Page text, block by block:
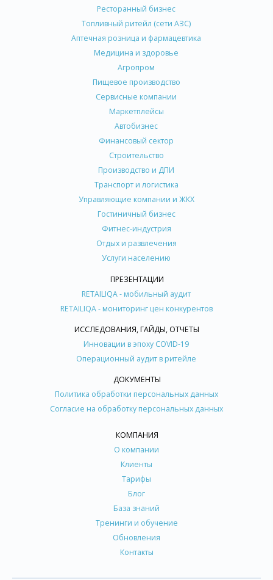
Ресторанный бизнес
Топливный ритейл (сети АЗС)
Аптечная розница и фармацевтика
Медицина и здоровье
Агропром
Пищевое производство
Сервисные компании
Маркетплейсы
Автобизнес
Финансовый сектор
Строительство
Производство и ДПИ
Транспорт и логистика
Управляющие компании и ЖКХ
Гостиничный бизнес
Фитнес-индустрия
Отдых и развлечения
Услуги населению
ПРЕЗЕНТАЦИИ
RETAILIQA - мобильный аудит
RETAILIQA - мониторинг цен конкурентов
ИССЛЕДОВАНИЯ, ГАЙДЫ, ОТЧЕТЫ
Инновации в эпоху COVID-19
Операционный аудит в ритейле
ДОКУМЕНТЫ
Политика обработки персональных данных
Согласие на обработку персональных данных
КОМПАНИЯ
О компании
Клиенты
Тарифы
Блог
База знаний
Тренинги и обучение
Обновления
Контакты